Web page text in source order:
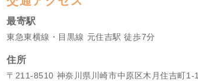
最寄駅
東急東横線・目黒線 元住吉駅 徒歩7分
住所
〒211-8510 神奈川県川崎市中原区木月住吉町1-1